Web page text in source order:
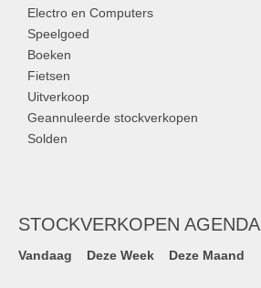
Electro en Computers
Speelgoed
Boeken
Fietsen
Uitverkoop
Geannuleerde stockverkopen
Solden
STOCKVERKOPEN AGENDA
Vandaag Deze Week Deze Maand